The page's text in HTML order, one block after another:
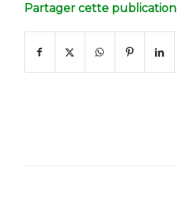
Partager cette publication